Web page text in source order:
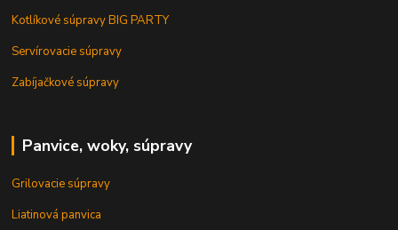
Kotlíkové súpravy BIG PARTY
Servírovacie súpravy
Zabíjačkové súpravy
Panvice, woky, súpravy
Grilovacie súpravy
Liatinová panvica